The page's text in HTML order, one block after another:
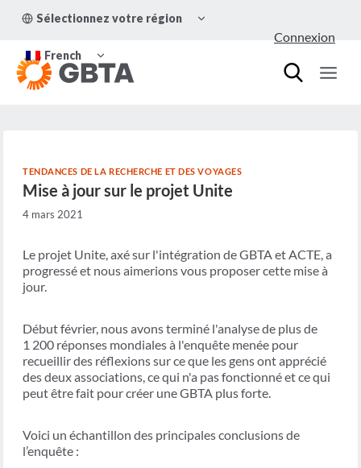
Sélectionnez votre région
LE
French
LE
MENU
ENFANT
Connexion
TENDANCES DE LA RECHERCHE ET DES VOYAGES
Mise à jour sur le projet Unite
4 mars 2021
Le projet Unite, axé sur l'intégration de GBTA et ACTE, a
progressé et nous aimerions vous proposer cette mise à
jour.
Début février, nous avons terminé l'analyse de plus de
1 200 réponses mondiales à l'enquête menée pour
recueillir des réflexions sur ce que les gens ont apprécié
des deux associations, ce qui n'a pas fonctionné et ce qui
peut être fait pour créer une GBTA plus forte.
Voici un échantillon des principales conclusions de
l’enquête :